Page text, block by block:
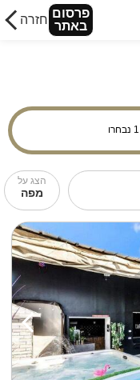
פרסום
באתר חזרה
הצג על
מפה